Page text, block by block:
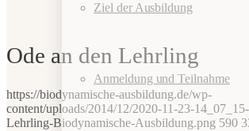
Ziel der Ausbildung
Anmeldung und Teilnahme
Ode an den Lehrling
https://biodynamische-ausbildung.de/wp-
content/uploads/2014/12/2020-11-23-
Lehrling-Biodynamische-Ausbildung.png 590